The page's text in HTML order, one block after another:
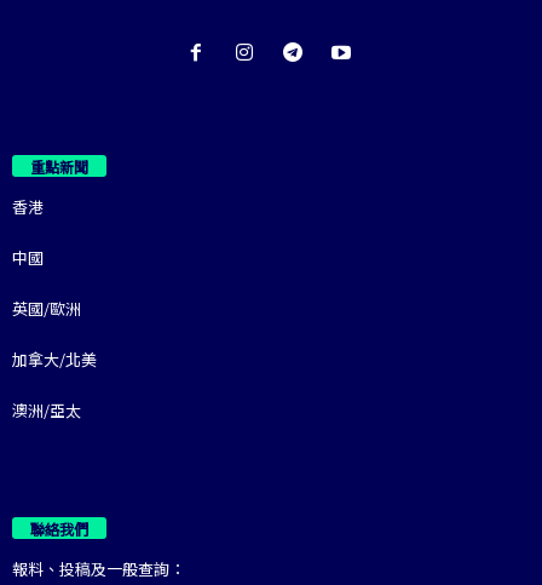
重點新聞
香港
中國
英國/歐洲
加拿大/北美
澳洲/亞太
聯絡我們
報料、投稿及一般查詢：